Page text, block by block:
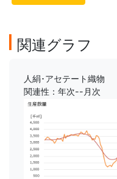
関連グラフ
人絹･アセテート織物
関連性：年次--月次